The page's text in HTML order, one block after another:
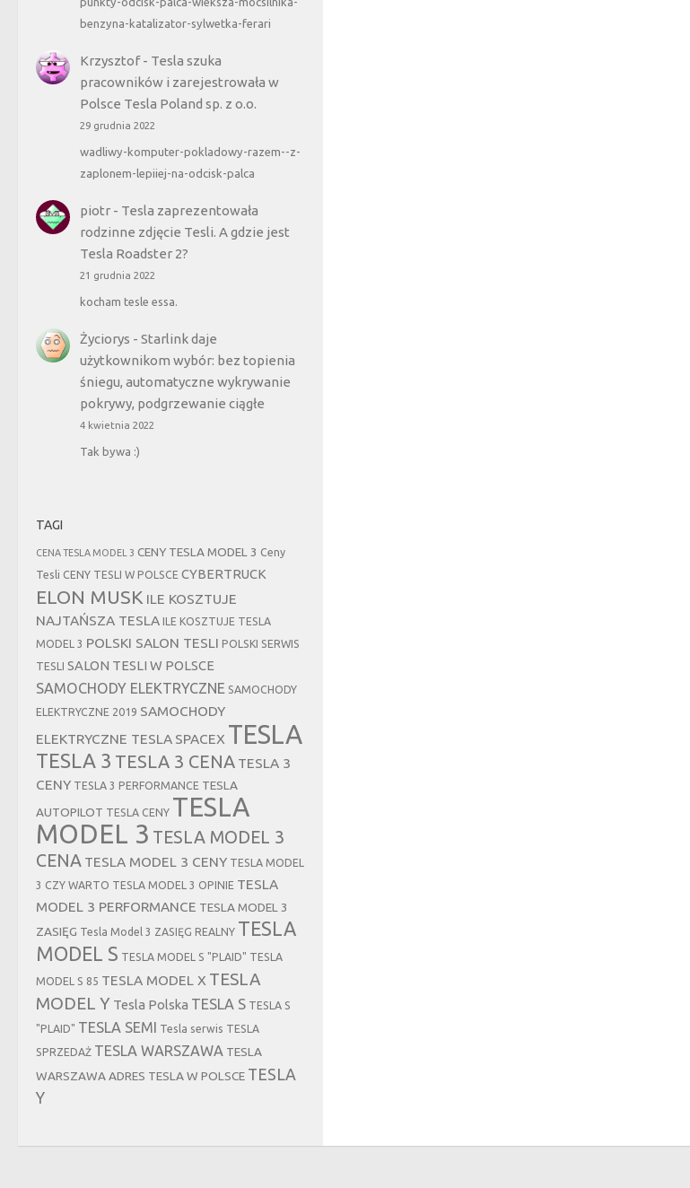
benzyna-katalizator-sylwetka-ferari
Krzysztof- Tesla szuka
pracowników i zarejestrowała w
Polsce Tesla Poland sp. z o.o.
29 grudnia 2022
wadliwy-komputer-pokladowy-razem--z-
zaplonem-lepiiej-na-odcisk-palca
piotr- Tesla zaprezentowała
rodzinne zdjęcie Tesli. A gdzie jest
Tesla Roadster 2?
21 grudnia 2022
kocham tesle essa.
Życiorys - Starlink daje
użytkownikom wybór: bez topienia
śniegu, automatyczne wykrywanie
pokrywy, podgrzewanie ciągłe
4 kwietnia 2022
Tak bywa :)
TAGI
CENA TESLA MODEL 3 CENY TESLA MODEL 3 Ceny
Tesli CENY TESLI W POLSCE CYBERTRUCK
ELON MUSK ILE KOSZTUJE
NAJTAŃSZA TESLA
ILE KOSZTUJE TESLA
MODEL 3 POLSKI SALON TESLI POLSKI SERWIS
TESLI
SALON TESLI W POLSCE
SAMOCHODY ELEKTRYCZNE SAMOCHODY
ELEKTRYCZNE 2019 SAMOCHODY
ELEKTRYCZNE TESLA SPACEX TESLA
TESLA 3 TESLA 3 CENA TESLA 3
CENY TESLA 3 PERFORMANCE TESLA
AUTOPILOT TESLA CENY TESLA
MODEL 3 TESLA MODEL 3
CENA TESLA MODEL 3 CENY TESLA MODEL
3 CZY WARTO TESLA MODEL 3 OPINIE TESLA
MODEL 3 PERFORMANCE TESLA MODEL 3
ZASIĘG Tesla Model 3 ZASIĘG REALNY TESLA
MODEL S TESLA MODEL S "PLAID" TESLA
MODEL S 85 TESLA MODEL X TESLA
MODEL Y Tesla Polska TESLA S TESLA S
"PLAID" TESLA SEMI Tesla serwis TESLA
SPRZEDAŻ TESLA WARSZAWA TESLA
WARSZAWA ADRES TESLA W POLSCE TESLA
Y